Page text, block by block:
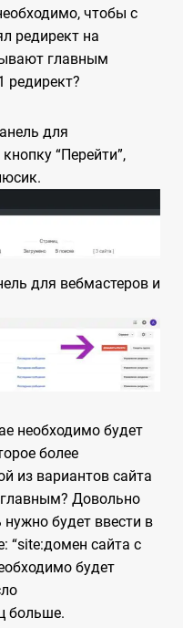
чтобы с
редирект на
главным
редирект?
для
“Перейти”,
для вебмастеров и
необходимо будет
более
из вариантов сайта
Довольно
будет ввести в
“site:домен сайта с
будет
больше.